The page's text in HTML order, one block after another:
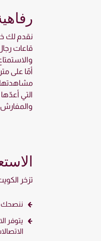
نقدم لك
قاعات
أمّا على
مشاهدتها
التي
والمفارش
تزخر
ننصحك